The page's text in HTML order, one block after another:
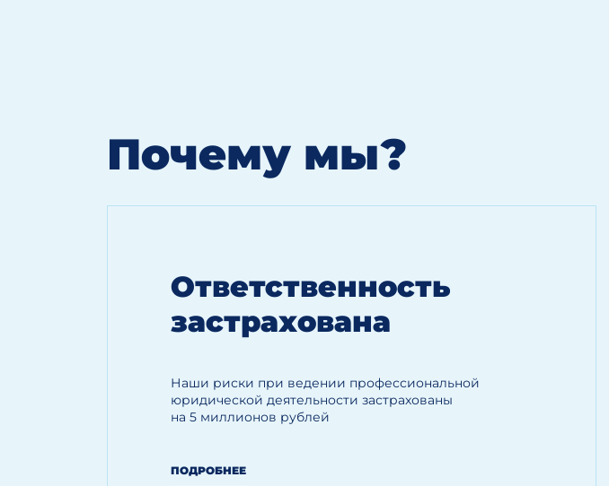
Почему мы?
Ответственность
застрахована
Наши риски при ведении профессиональной
юридической деятельности застрахованы
на 5 миллионов рублей
ПОДРОБНЕЕ